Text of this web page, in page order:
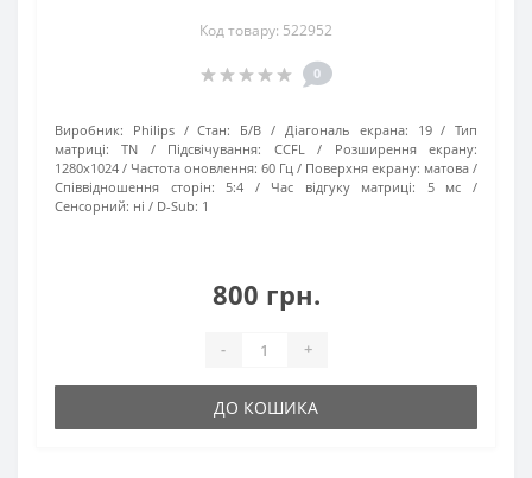
Код товару: 522952
0
Виробник: Philips Стан: Б/В Діагональ екрана: 19
Тип
матриці:
TN Підсвічування: CCFL
Розширення екрану:
1280х1024
Частота оновлення: 60 Гц Поверхня екрану: матова
Співвідношення сторін:
5:4 Час відгуку матриці:
5 мс
Сенсорний: ні D-Sub: 1
800 грн.
- +
ДО КОШИКА